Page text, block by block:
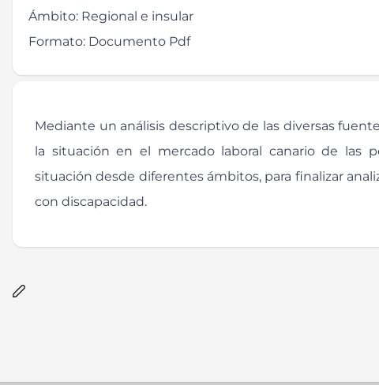
Ámbito: Regional e insular
Formato: Documento Pdf
Mediante un análisis descriptivo de las diversas
la situación en el mercado laboral canario de las
situación desde diferentes ámbitos, para finalizar
con discapacidad.